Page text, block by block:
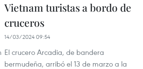
Vietnam turistas a bordo de
cruceros
14/03/2024 09:54
El crucero Arcadia, de bandera
bermudeña, arribó el 13 de marzo a la